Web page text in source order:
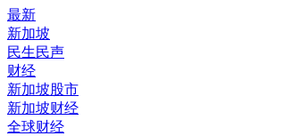
最新
新加坡
民生民声
财经
新加坡股市
新加坡财经
全球财经